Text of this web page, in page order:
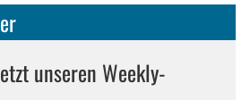
unseren Weekly-